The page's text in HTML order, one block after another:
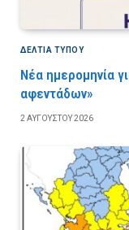
ΔΕΛΤΙΑ ΤΥΠΟΥ
Νέα ημερομηνία
αφεντάδων»
2 ΑΥΓΟΎΣΤΟΥ 2026